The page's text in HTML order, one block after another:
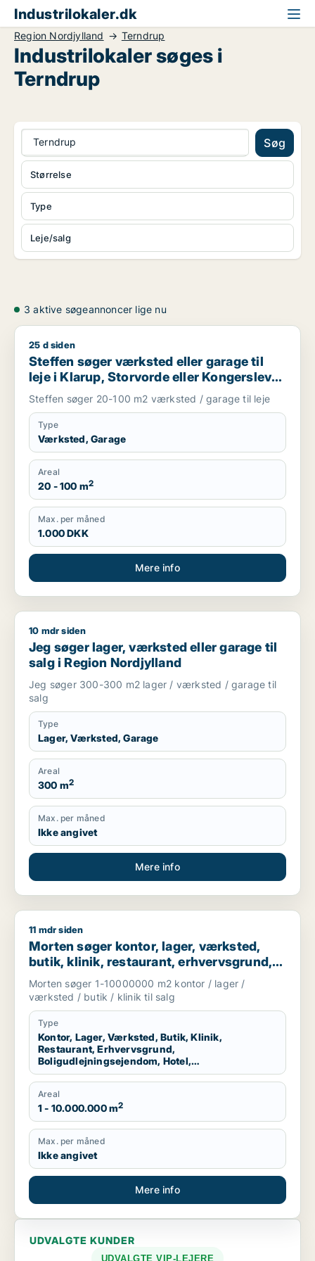
Industrilokaler.dk
Region Nordjylland Terndrup
Industrilokaler søges i
Terndrup
Terndrup Søg
Type
Leje/salg
Størrelse
3 aktive søgeannoncer lige nu
Steffen søger værksted eller garage til leje i Klarup,
25 d siden
Steffen søger værksted eller garage til
leje i Klarup, Storvorde eller Kongerslev
m.fl.
Steffen søger 20-100 m2 værksted / garage til leje
Type
Værksted, Garage
Areal
20 - 100 m2
Max. per måned
1.000 DKK
Mere info
Jeg søger lager, værksted eller garage til salg i Region
10 mdr siden
Jeg søger lager, værksted eller garage til
salg i Region Nordjylland
Jeg søger 300-300 m2 lager / værksted / garage til
salg
Type
Lager, Værksted, Garage
Areal
300 m2
Max. per måned
Ikke angivet
Mere info
Morten søger kontor, lager, værksted, butik, klinik,
11 mdr siden
Morten søger kontor, lager, værksted,
butik, klinik, restaurant, erhvervsgrund,
boligudlejningsejendom, hotel eller
produktionslokaler til salg i Region
Nordjylland
Morten søger 1-10000000 m2 kontor / lager /
værksted / butik / klinik til salg
Type
Kontor, Lager, Værksted, Butik, Klinik,
Restaurant, Erhvervsgrund,
Boligudlejningsejendom, Hotel,
Produktionslokaler
Areal
1 - 10.000.000 m2
Max. per måned
Ikke angivet
Mere info
UDVALGTE KUNDER
UDVALGTE VIP-LEJERE